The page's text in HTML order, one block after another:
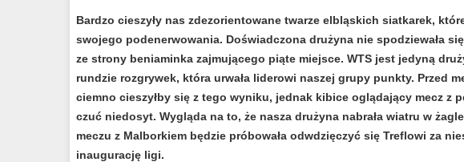
Bardzo cieszyły nas zdezorientowane twarze elbląskich siatkarek,
swojego podenerwowania. Doświadczona drużyna nie spodziewała
ze strony beniaminka zajmującego piąte miejsce. WTS jest jedyną
rundzie rozgrywek, która urwała liderowi naszej grupy punkty. Przed
ciemno cieszyłby się z tego wyniku, jednak kibice oglądający mecz z
czuć niedosyt. Wygląda na to, że nasza drużyna nabrała wiatru w
meczu z Malborkiem będzie próbowała odwdzięczyć się Treflowi za
inaugurację ligi.